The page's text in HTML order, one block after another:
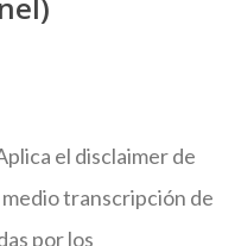
el disclaimer de
transcripción de
por los